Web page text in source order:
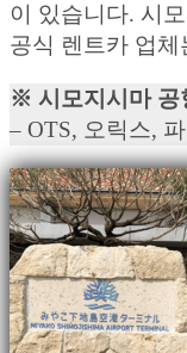
이 있습니다. 시
공식 렌트카 업
※ 시모지시마 공
– OTS, 오릭스,